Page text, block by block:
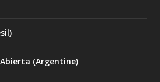
(Argentine)